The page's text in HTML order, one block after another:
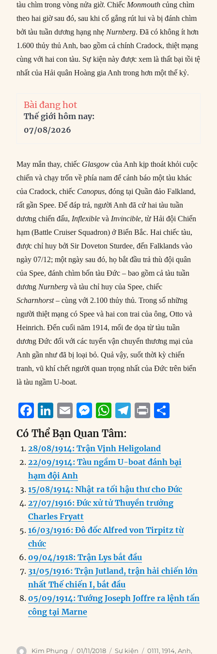
tàu chìm trong vòng nửa giờ. ChiếcMonmouthcủng chìm
theo hai giờ sau đó, sau khi cố gắng rút lui và bị đánh chìm
bởi tàu tuần dương hạng nhẹNurnberg. Đã có không ít hơn
1.600 thủy thủ Anh, bao gồm cả chính Cradock, thiệt mạng
cùng với hai con tàu. Sự kiện này được xem là thất bại tồi tệ
nhất của Hải quân Hoàng gia Anh trong hơn một thế kỷ.
Bài đang hot
Thế giới hôm nay:
07/08/2026
May mắn thay, chiếc Glasgowcủa Anh kịp thoát khỏi cuộc
chiến và chạy trốn về phía nam để cảnh báo một tàu khác
của Cradock, chiếc Canopus, đóng tại Quần đảo Falkland,
rất gần Spee. Để đáp trả, người Anh đã cử hai tàu tuần
dương chiến đấu,Inflexible vàInvincible, từ Hải đội Chiến
hạm (Battle Cruiser Squadron) ở Biển Bắc. Hai chiếc tàu,
được chỉ huy bởi Sir Doveton Sturdee, đến Falklands vào
ngày 07/12; một ngày sau đó, họ bắt đầu trả thù đội quân
của Spee, đánh chìm bốn tàu Đức – bao gồm cả tàu tuần
dươngNurnberg và tàu chỉ huy của Spee, chiếc
Scharnhorst– cùng với 2.100 thủy thủ. Trong số những
người thiệt mạng có Spee và hai con trai của ông, Otto và
Heinrich. Đến cuối năm 1914, mối đe dọa từ tàu tuần
dương Đức đối với các tuyến vận chuyển thương mại của
Anh gần như đã bị loại bỏ. Quả vậy, suốt thời kỳ chiến
tranh, vũ khí chết người quan trọng nhất của Đức trên biển
là tàu ngầm U-boat.
F
a
c
e
b
o
o
k
Li
n
k
e
d
I
n
E
m
ai
l
M
e
ss
e
n
g
er
W
h
at
s
A
p
p
T
e
g
r
a
m
P
n
t
re
Có Thể Bạn Quan Tâm:
28/08/1914: Trận Vịnh Heligoland
22/09/1914: Tàu ngầm U-boat đánh bại
hạm đội Anh
15/08/1914: Nhật ra tối hậu thư cho Đức
27/07/1916: Đức xử tử Thuyền trưởng
Charles Fryatt
16/03/1916: Đô đốc Alfred von Tirpitz từ
chức
09/04/1918: Trận Lys bắt đầu
31/05/1916: Trận Jutland, trận hải chiến lớn
nhất Thế chiến I, bắt đầu
05/09/1914: Tướng Joseph Joffre ra lệnh tấn
công tại Marne
Author
Kim Phụng Posted
01/11/2018 Categories
Sự kiện Tags
0111,1914,Anh,